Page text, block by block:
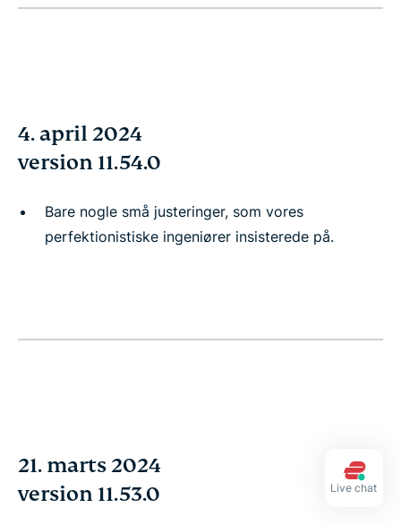
4. april 2024
version 11.54.0
Bare nogle små justeringer, som vores
perfektionistiske ingeniører insisterede på.
21. marts 2024
version 11.53.0
Live chat